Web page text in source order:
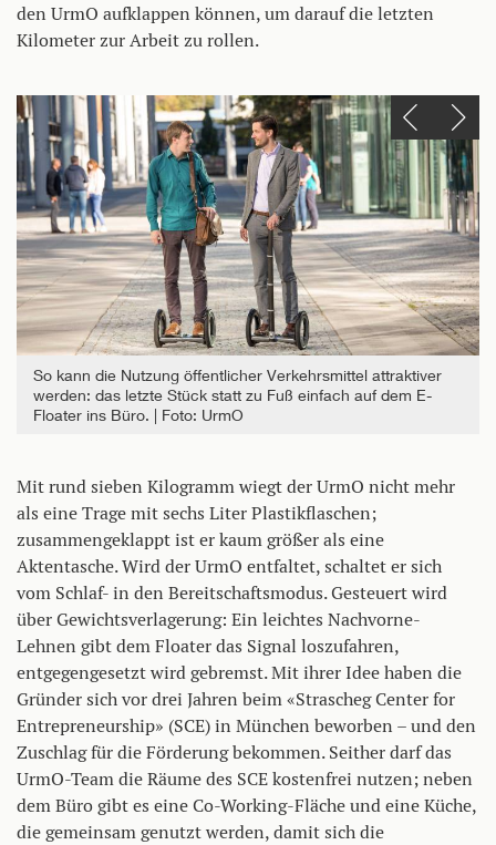
den UrmO aufklappen können, um darauf die letzten
Kilometer zur Arbeit zu rollen.
So kann die Nutzung öffentlicher Verkehrsmittel attraktiver
werden: das letzte Stück statt zu Fuß einfach auf dem E-
Floater ins Büro.
Foto: UrmO
Einen Slide zurück
Einen Slide vor
Mit rund sieben Kilogramm wiegt der UrmO nicht mehr
als eine Trage mit sechs Liter Plastikflaschen;
zusammengeklappt ist er kaum größer als eine
Aktentasche. Wird der UrmO entfaltet, schaltet er sich
vom Schlaf- in den Bereitschaftsmodus. Gesteuert wird
über Gewichtsverlagerung: Ein leichtes Nachvorne-
Lehnen gibt dem Floater das Signal loszufahren,
entgegengesetzt wird gebremst. Mit ihrer Idee haben die
Gründer sich vor drei Jahren beim «Strascheg Center for
Entrepreneurship» (SCE) in München beworben – und den
Zuschlag für die Förderung bekommen. Seither darf das
UrmO-Team die Räume des SCE kostenfrei nutzen; neben
dem Büro gibt es eine Co-Working-Fläche und eine Küche,
die gemeinsam genutzt werden, damit sich die